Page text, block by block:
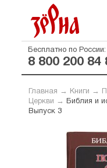
Бесплатно по России:
8 800 200 84
Главная → Книги →
Церкви →
Библия и
Выпуск 3